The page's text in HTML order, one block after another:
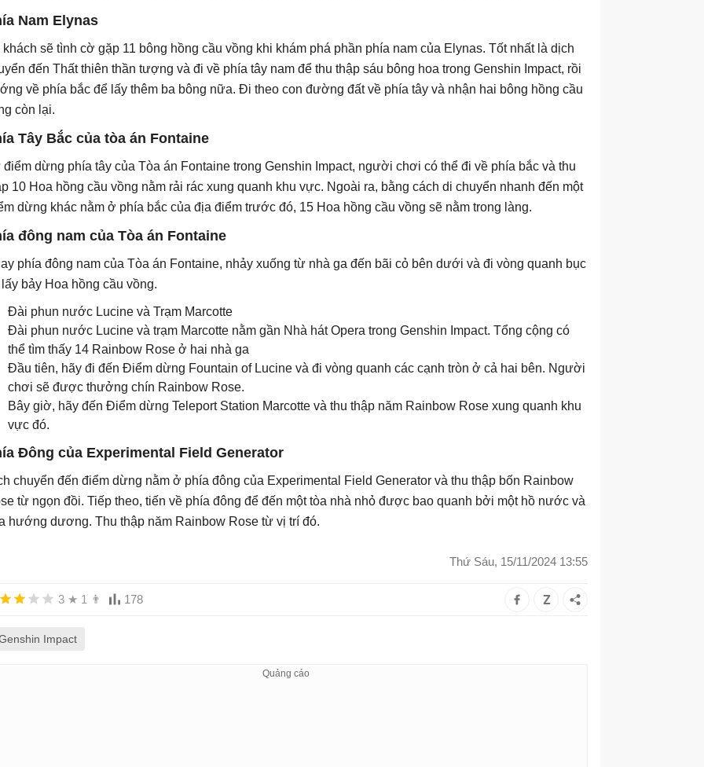
Nam Elynas
khách sẽ tình cờ gặp 11 bông hồng cầu vồng khi khám phá phần phía nam của Elynas. Tốt nhất là dịch
đến Thất thiên thần tượng và đi về phía tây nam để thu thập sáu bông hoa trong Genshin Impact, rồi
về phía bắc để lấy thêm ba bông nữa. Đi theo con đường đất về phía tây và nhận hai bông hồng cầu
còn lại.
Tây Bắc của tòa án Fontaine
điểm dừng phía tây của Tòa án Fontaine trong Genshin Impact, người chơi có thể đi về phía bắc và thu
10 Hoa hồng cầu vồng nằm rải rác xung quanh khu vực. Ngoài ra, bằng cách di chuyển nhanh đến một
dừng khác nằm ở phía bắc của địa điểm trước đó, 15 Hoa hồng cầu vồng sẽ nằm trong làng.
đông nam của Tòa án Fontaine
phía đông nam của Tòa án Fontaine, nhảy xuống từ nhà ga đến bãi cỏ bên dưới và đi vòng quanh bục
bảy Hoa hồng cầu vồng.
Đài phun nước Lucine và Trạm Marcotte
Đài phun nước Lucine và trạm Marcotte nằm gần Nhà hát Opera trong Genshin Impact. Tổng cộng có
thể tìm thấy 14 Rainbow Rose ở hai nhà ga
Đầu tiên, hãy đi đến Điểm dừng Fountain of Lucine và đi vòng quanh các cạnh tròn ở cả hai bên. Người
chơi sẽ được thưởng chín Rainbow Rose.
Bây giờ, hãy đến Điểm dừng Teleport Station Marcotte và thu thập năm Rainbow Rose xung quanh khu
vực đó.
Đông của Experimental Field Generator
chuyển đến điểm dừng nằm ở phía đông của Experimental Field Generator và thu thập bốn Rainbow
từ ngọn đồi. Tiếp theo, tiến về phía đông để đến một tòa nhà nhỏ được bao quanh bởi một hồ nước và
hướng dương. Thu thập năm Rainbow Rose từ vị trí đó.
Thứ Sáu, 15/11/2024 13:55
3 ★ 1 👨 178
Impact